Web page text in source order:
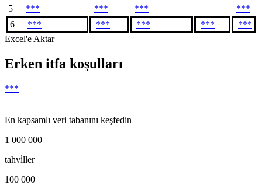
5
*** *** ***
***
6
*** *** *** ***
***
Excel'e Aktar
Erken itfa koşulları
***
En kapsamlı veri tabanını keşfedin
1 000 000
tahvi̇ller
100 000